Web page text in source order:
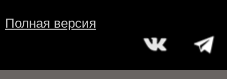
Полная версия